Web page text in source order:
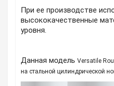
При ее производстве
высококачественные
уровня.
Данная модель Versatile
на стальной цилиндрической